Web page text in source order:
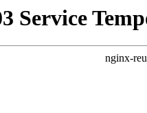
Service
nginx-